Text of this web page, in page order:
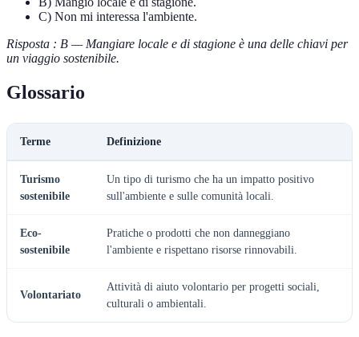
C) Non mi interessa l'ambiente.
Risposta : B — Mangiare locale e di stagione è una delle chiavi per
un viaggio sostenibile.
Glossario
Terme Definizione
Turismo
sostenibile
Un tipo di turismo che ha un impatto positivo
sull'ambiente e sulle comunità locali.
Eco-
sostenibile
Pratiche o prodotti che non danneggiano
l'ambiente e rispettano risorse rinnovabili.
Volontariato
Attività di aiuto volontario per progetti sociali,
culturali o ambientali.